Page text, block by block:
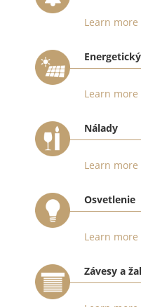
Learn more
Learn more
Nálady
Learn more
Osvetlenie
Learn more
Závesy a